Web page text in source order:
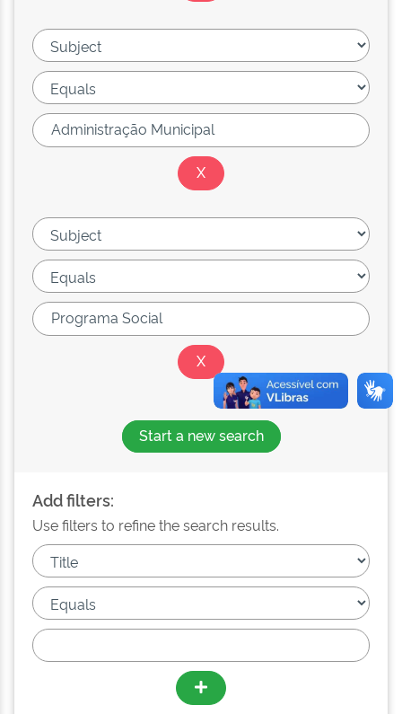
Start a new search
Add filters:
Use filters to refine the search results.